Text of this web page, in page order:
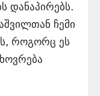
დანაპირებს.
ჩემი
როგორც ეს